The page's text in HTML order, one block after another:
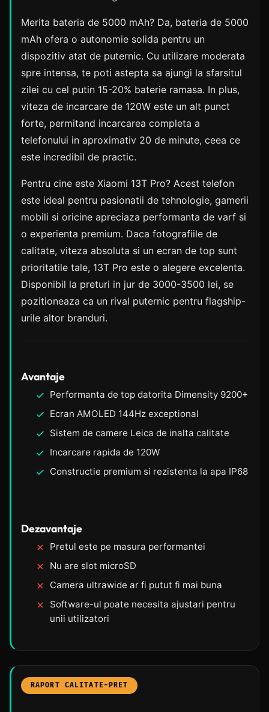
Merita bateria de 5000 mAh? Da, bateria de 5000
mAh ofera o autonomie solida pentru un
dispozitiv atat de puternic. Cu utilizare moderata
spre intensa, te poti astepta sa ajungi la sfarsitul
zilei cu cel putin 15-20% baterie ramasa. In plus,
viteza de incarcare de 120W este un alt punct
forte, permitand incarcarea completa a
telefonului in aproximativ 20 de minute, ceea ce
este incredibil de practic.
Pentru cine este Xiaomi 13T Pro? Acest telefon
este ideal pentru pasionatii de tehnologie, gamerii
mobili si oricine apreciaza performanta de varf si
o experienta premium. Daca fotografiile de
calitate, viteza absoluta si un ecran de top sunt
prioritatile tale, 13T Pro este o alegere excelenta.
Disponibil la preturi in jur de 3000-3500 lei, se
pozitioneaza ca un rival puternic pentru flagship-
urile altor branduri.
Avantaje
Performanta de top datorita Dimensity 9200+
Ecran AMOLED 144Hz exceptional
Sistem de camere Leica de inalta calitate
Incarcare rapida de 120W
Constructie premium si rezistenta la apa IP68
Dezavantaje
Pretul este pe masura performantei
Nu are slot microSD
Camera ultrawide ar fi putut fi mai buna
Software-ul poate necesita ajustari pentru
unii utilizatori
RAPORT CALITATE-PRET